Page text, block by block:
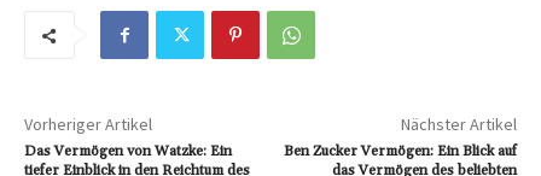
Vorheriger Artikel
Das Vermögen von Watzke: Ein
tiefer Einblick in den Reichtum des
Nächster Artikel
Ben Zucker Vermögen: Ein Blick auf
das Vermögen des beliebten